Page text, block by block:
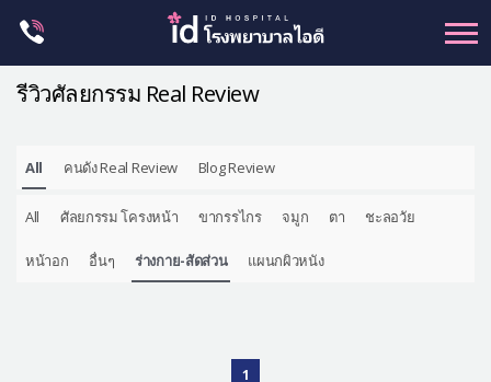
ศัลยกรรม โครงหน้า
ขากรรไกร
จมูก
รีวิวศัลยกรรม Real Review
All คนดัง Real Review Blog Review
All ศัลยกรรม โครงหน้า ขากรรไกร จมูก ตา ชะลอวัย
หน้าอก อื่นๆ ร่างกาย-สัดส่วน แผนกผิวหนัง
1